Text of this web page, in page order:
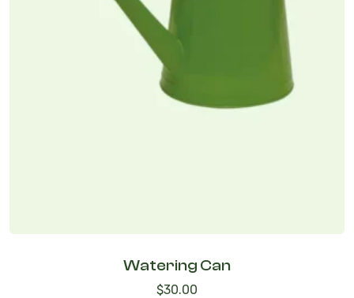
Watering Can
$30.00